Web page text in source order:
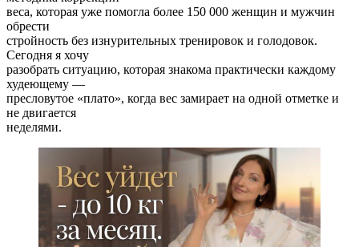
веса, которая уже помогла более 150 000 женщин и мужчин
обрести
стройность без изнурительных тренировок и голодовок.
Сегодня я хочу
разобрать ситуацию, которая знакома практически каждому
худеющему —
пресловутое «плато», когда вес замирает на одной отметке и
не двигается
неделями.